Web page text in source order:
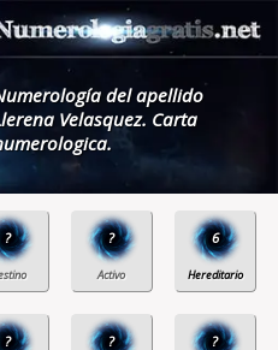
del apellido
Velasquez. Carta
? ? 6
? ? ?